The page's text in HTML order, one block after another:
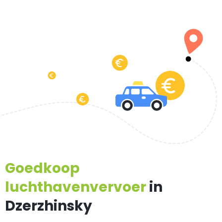
Goedkoop
luchthavenvervoerin
Dzerzhinsky